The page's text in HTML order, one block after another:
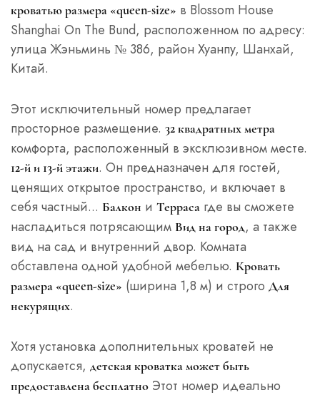
кроватью размера «queen-size» в Blossom House
Shanghai On The Bund, расположенном по адресу:
улица Жэньминь № 386, район Хуанпу, Шанхай,
Китай.
Этот исключительный номер предлагает
просторное размещение. 32 квадратных метра
комфорта, расположенный в эксклюзивном месте.
12-й и 13-й этажи. Он предназначен для гостей,
ценящих открытое пространство, и включает в
себя частный... Балкон и Терраса где вы сможете
насладиться потрясающим Вид на город, а также
вид на сад и внутренний двор. Комната
обставлена одной удобной мебелью. Кровать
размера «queen-size» (ширина 1,8 м) и строго Для
некурящих.
Хотя установка дополнительных кроватей не
допускается, детская кроватка может быть
предоставлена бесплатно Этот номер идеально